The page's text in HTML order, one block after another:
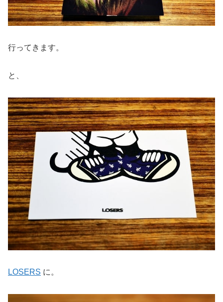
行ってきます。
と、
LOSERS に。